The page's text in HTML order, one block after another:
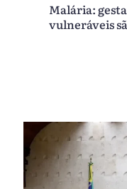
Malária:
vulneráveis